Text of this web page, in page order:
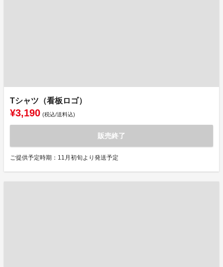
Tシャツ（看板ロゴ）
¥3,190 (税込/送料込)
販売終了
ご提供予定時期：11月初旬より発送予定